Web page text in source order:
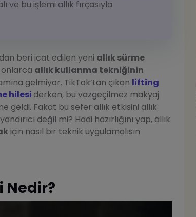
bu işlemi allık fırçasıyla
beri icat edilen yeni allık sürme
onlarca allık kullanma tekniğinin
gelmiyor. TikTok’tan çıkan lifting
hilesi derken, bu vazgeçilmez makyaj
geldi. Fakat bu sefer allık etkisini allık
değil mi? Hadi hazırlığını yap, allık
için nasıl bir teknik uygulamalısın
Nedir?